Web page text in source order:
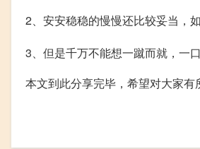
2、安安稳稳的慢慢还比较妥当，
3、但是千万不能想一蹴而就，一
本文到此分享完毕，希望对大家有